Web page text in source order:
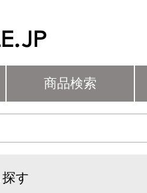
商品検索
す